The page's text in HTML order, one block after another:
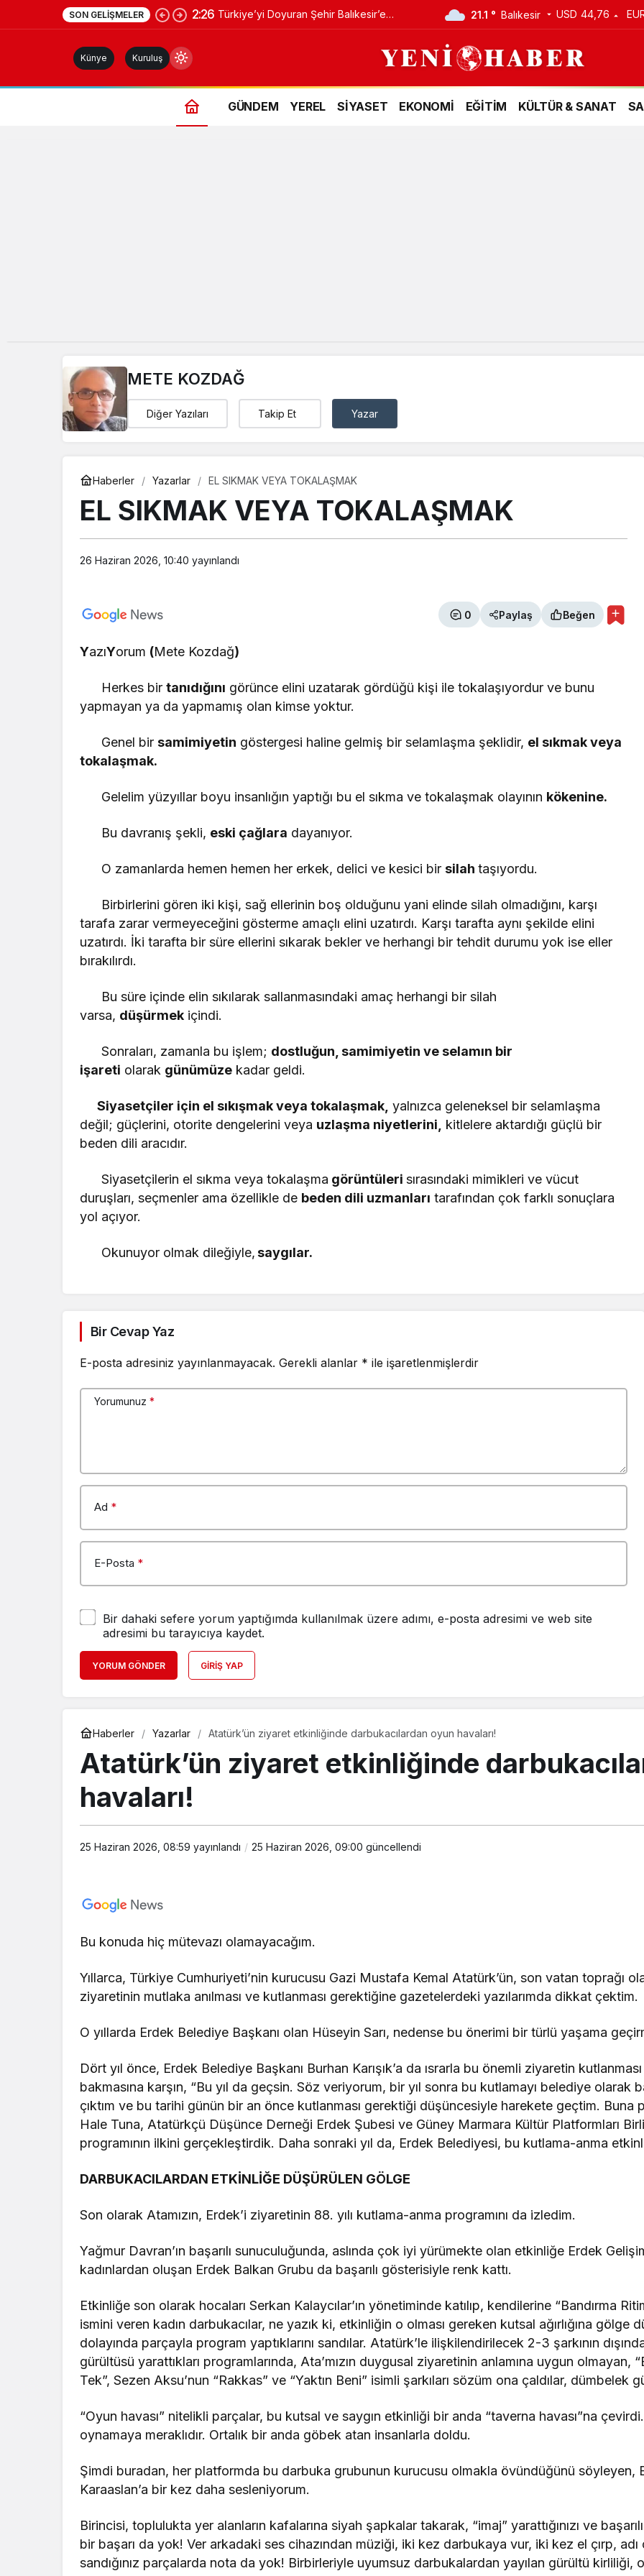
SON GELIŞMELER 2:26 Türkiye’yi Doyuran Şehir Balıkesir’e 21.1 ° Balıkesir USD 44,76
Künye Kuruluş
GÜNDEM YEREL SİYASET EKONOMİ EĞİTİM KÜLTÜR & SANAT
METE KOZDAĞ
Diğer Yazıları Takip Et Yazar
Haberler Yazarlar EL SIKMAK VEYA TOKALAŞMAK
EL SIKMAK VEYA TOKALAŞMAK
26 Haziran 2026, 10:40 yayınlandı
0 Paylaş Beğen
YazıYorum (Mete Kozdağ)
Herkes birtanıdığını görünce elini uzatarak gördüğü kişi ile tokalaşıyordur ve bunu
yapmayan ya da yapmamış olan kimse yoktur.
Genel birsamimiyetin göstergesi haline gelmiş bir selamlaşma şeklidir, el sıkmak veya
tokalaşmak.
Gelelim yüzyıllar boyu insanlığın yaptığı bu el sıkma ve tokalaşmak olayının kökenine.
Bu davranış şekli, eski çağlara dayanıyor.
O zamanlarda hemen hemen her erkek, delici ve kesici birsilahtaşıyordu.
Birbirlerini gören iki kişi, sağ ellerinin boş olduğunu yani elinde silah olmadığını, karşı
tarafa zarar vermeyeceğini gösterme amaçlı elini uzatırdı. Karşı tarafta aynı şekilde elini
uzatırdı. İki tarafta bir süre ellerini sıkarak bekler ve herhangi bir tehdit durumu yok ise eller
bırakılırdı.
Bu süre içinde elin sıkılarak sallanmasındaki amaç herhangi bir silah
varsa, düşürmek içindi.
Sonraları, zamanla bu işlem; dostluğun, samimiyetin ve selamın bir
işareti olarak günümüze kadar geldi.
Siyasetçiler için el sıkışmak veya tokalaşmak, yalnızca geleneksel bir selamlaşma
değil; güçlerini, otorite dengelerini veya uzlaşma niyetlerini,
kitlelere aktardığı güçlü bir
beden dili aracıdır.
Siyasetçilerin el sıkma veya tokalaşma görüntülerisırasındaki mimikleri ve vücut
duruşları, seçmenler ama özellikle de beden dili uzmanları tarafından çok farklı sonuçlara
yol açıyor.
Okunuyor olmak dileğiyle,saygılar.
Bir Cevap Yaz
E-posta adresiniz yayınlanmayacak. Gerekli alanlar * ile işaretlenmişlerdir
Yorumunuz *
Ad *
E-Posta *
Bir dahaki sefere yorum yaptığımda kullanılmak üzere adımı, e-posta adresimi ve web site
adresimi bu tarayıcıya kaydet.
YORUM GÖNDER GIRIŞ YAP
Haberler Yazarlar Atatürk’ün ziyaret etkinliğinde darbukacılardan oyun havaları!
Atatürk’ün ziyaret etkinliğinde
havaları!
25 Haziran 2026, 08:59 yayınlandı 25 Haziran 2026, 09:00 güncellendi
Bu konuda hiç mütevazı olamayacağım.
Yıllarca, Türkiye Cumhuriyeti’nin kurucusu Gazi Mustafa Kemal Atatürk’ün, son vatan toprağı
ziyaretinin mutlaka anılması ve kutlanması gerektiğine gazetelerdeki yazılarımda dikkat çektim.
O yıllarda Erdek Belediye Başkanı olan Hüseyin Sarı, nedense bu önerimi bir türlü yaşama
Dört yıl önce, Erdek Belediye Başkanı Burhan Karışık’a da ısrarla bu önemli ziyaretin
bakmasına karşın, “Bu yıl da geçsin. Söz veriyorum, bir yıl sonra bu kutlamayı belediye olarak
çıktım ve bu tarihi günün bir an önce kutlanması gerektiği düşüncesiyle harekete geçtim. Buna
Hale Tuna, Atatürkçü Düşünce Derneği Erdek Şubesi ve Güney Marmara Kültür Platformları
programının ilkini gerçekleştirdik. Daha sonraki yıl da, Erdek Belediyesi, bu kutlama-anma
DARBUKACILARDAN ETKİNLİĞE DÜŞÜRÜLEN GÖLGE
Son olarak Atamızın, Erdek’i ziyaretinin 88. yılı kutlama-anma programını da izledim.
Yağmur Davran’ın başarılı sunuculuğunda, aslında çok iyi yürümekte olan etkinliğe Erdek
kadınlardan oluşan Erdek Balkan Grubu da başarılı gösterisiyle renk kattı.
Etkinliğe son olarak hocaları Serkan Kalaycılar’ın yönetiminde katılıp, kendilerine “Bandırma
ismini veren kadın darbukacılar, ne yazık ki, etkinliğin o olması gereken kutsal ağırlığına gölge
dolayında parçayla program yaptıklarını sandılar. Atatürk’le ilişkilendirilecek 2-3 şarkının
gürültüsü yarattıkları programlarında, Ata’mızın duygusal ziyaretinin anlamına uygun olmayan,
Tek”, Sezen Aksu’nun “Rakkas” ve “Yaktın Beni” isimli şarkıları sözüm ona çaldılar, dümbelek
“Oyun havası” nitelikli parçalar, bu kutsal ve saygın etkinliği bir anda “taverna havası”na çevirdi.
oynamaya meraklıdır. Ortalık bir anda göbek atan insanlarla doldu.
Şimdi buradan, her platformda bu darbuka grubunun kurucusu olmakla övündüğünü söyleyen,
Karaaslan’a bir kez daha sesleniyorum.
Birincisi, toplulukta yer alanların kafalarına siyah şapkalar takarak, “imaj” yarattığınızı ve
bir başarı da yok! Ver arkadaki ses cihazından müziği, iki kez darbukaya vur, iki kez el çırp, adı
sandığınız parçalarda nota da yok! Birbirleriyle uyumsuz darbukalardan yayılan gürültü kirliliği,